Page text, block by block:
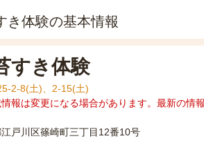
き体験の基本情報
すき体験
2-8(土)、2-15(土)
報は変更になる場合があります。最新の情
戸川区篠崎町三丁目12番10号